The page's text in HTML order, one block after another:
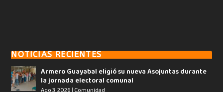
NOTICIAS RECIENTES
Armero Guayabal eligió su nueva Asojuntas durante
la jornada electoral comunal